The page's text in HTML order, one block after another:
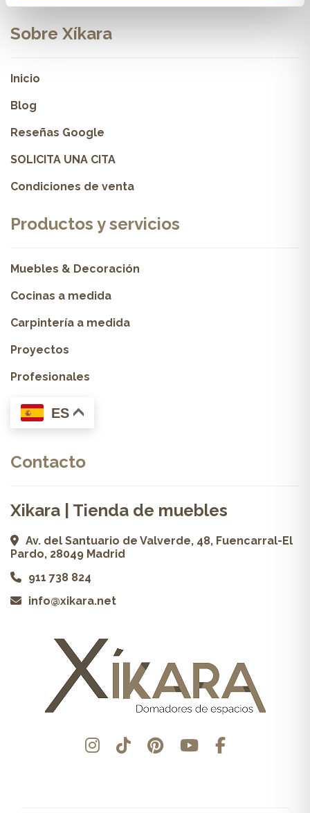
Sobre Xíkara
Inicio
Blog
Reseñas Google
SOLICITA UNA CITA
Condiciones de venta
Productos y servicios
Muebles & Decoración
Cocinas a medida
Carpintería a medida
Proyectos
Profesionales
ES
Contacto
Xikara | Tienda de muebles
Av. del Santuario de Valverde, 48, Fuencarral-El
Pardo, 28049 Madrid
911 738 824
info@xikara.net